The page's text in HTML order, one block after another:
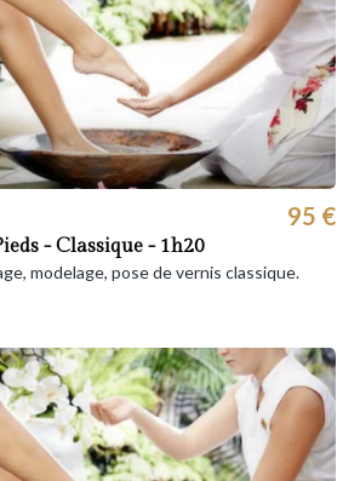
- Classique - 1h20
95 €
modelage, pose de vernis classique.